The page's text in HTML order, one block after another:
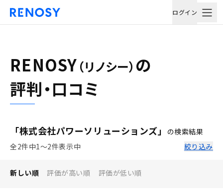
ログイン
RENOSY （リノシー） の
評判・口コミ
「株式会社パワーソリューションズ」
の検索結果
全2件中1〜2件表示中
絞り込み
新しい順 評価が高い順 評価が低い順